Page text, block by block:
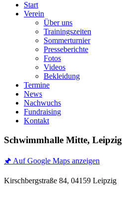
Start
Verein
Über uns
Trainingszeiten
Sommerturnier
Presseberichte
Fotos
Videos
Bekleidung
Termine
News
Nachwuchs
Fundraising
Kontakt
Schwimmhalle Mitte, Leipzig
🖈 Auf Google Maps anzeigen
Kirschbergstraße 84, 04159 Leipzig